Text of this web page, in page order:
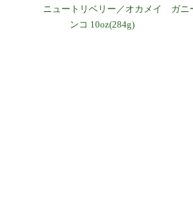
ニュートリベリー／オカメイ
ンコ 10oz(284g)
ガニ